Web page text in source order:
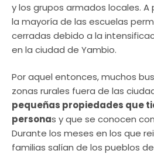
y los grupos armados locales.
la mayoría de las escuelas
cerradas debido a la
en la ciudad de Yambio.
Por aquel entonces, muchos
zonas rurales fuera de las
pequeñas propiedades que
personas y que se conocen
Durante los meses en los que
familias salían de los pueblos